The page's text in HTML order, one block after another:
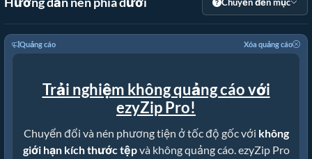
Quảng cáo Xóa quảng cáo
Trải nghiệm không quảng cáo với
ezyZip Pro!
Chuyển đổi và nén phương tiện ở tốc độ gốc với không
giới hạn kích thước tệpvà không quảng cáo. ezyZip Pro